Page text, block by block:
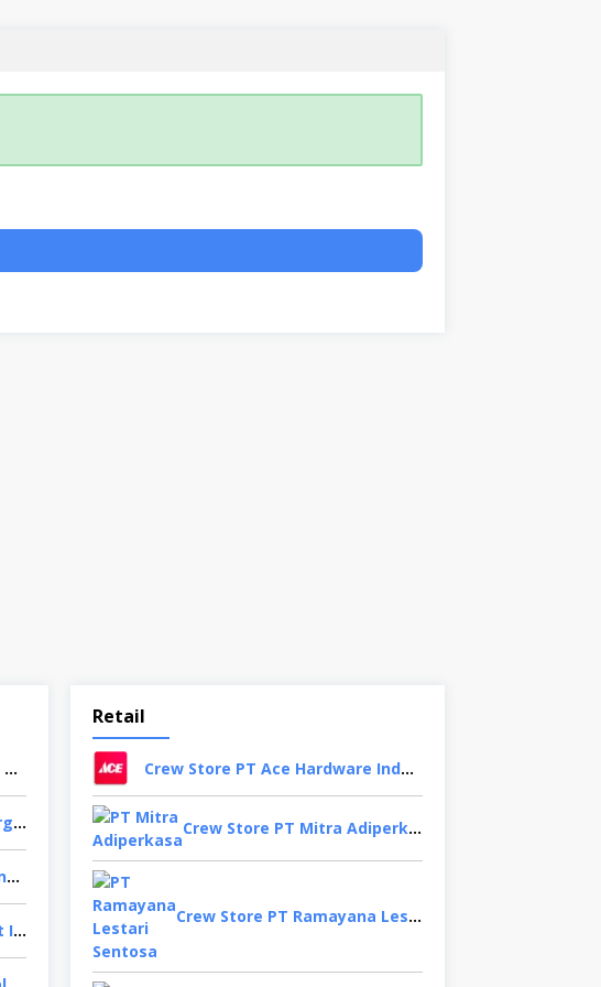
Staff Teknisi PT Antam, Maluku Utara
Staff Lingkungan PT Adaro Energy, Jakarta Selatan
Operator Alat Berat PT Adaro Energy, Kalimantan Selatan
Operator Alat Berat PT Freeport Indonesia, Papua
Retail
Crew Store PT Ace Hardware Indonesia, Bekasi
Crew Store PT Mitra Adiperkasa, Bandung
Crew Store PT Ramayana Lestari Sentosa, Jakarta Selatan